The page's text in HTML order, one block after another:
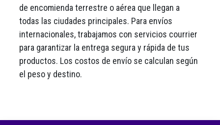
de encomienda terrestre o aérea que llegan a
todas las ciudades principales. Para envíos
internacionales, trabajamos con servicios courrier
para garantizar la entrega segura y rápida de tus
productos. Los costos de envío se calculan según
el peso y destino.